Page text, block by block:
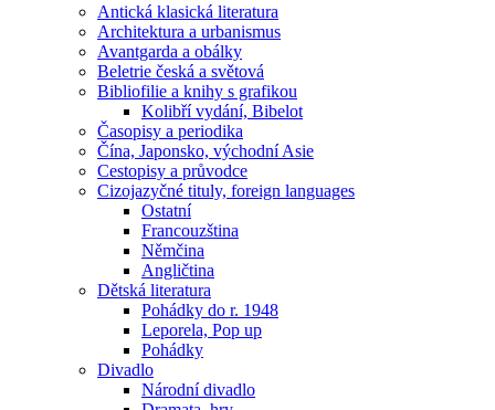
Antická klasická literatura
Architektura a urbanismus
Avantgarda a obálky
Beletrie česká a světová
Bibliofilie a knihy s grafikou
Kolibří vydání, Bibelot
Časopisy a periodika
Čína, Japonsko, východní Asie
Cestopisy a průvodce
Cizojazyčné tituly, foreign languages
Ostatní
Francouzština
Němčina
Angličtina
Dětská literatura
Pohádky do r. 1948
Leporela, Pop up
Pohádky
Divadlo
Národní divadlo